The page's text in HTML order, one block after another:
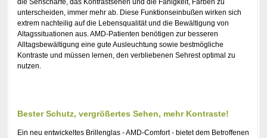
unterscheiden, immer mehr ab. Diese Funktionseinbußen wirken sich
extrem nachteilig auf die Lebensqualität und die Bewältigung von
Altagssituationen aus. AMD-Patienten benötigen zur besseren
Alltagsbewältigung eine gute Ausleuchtung sowie bestmögliche
Kontraste und müssen lernen, den verbliebenen Sehrest optimal zu
nutzen.
Bester Schutz, vergrößertes Sehen, mehr Kontraste!
Ein neu entwickeltes Brillenglas - AMD-Comfort - bietet dem Betroffenen